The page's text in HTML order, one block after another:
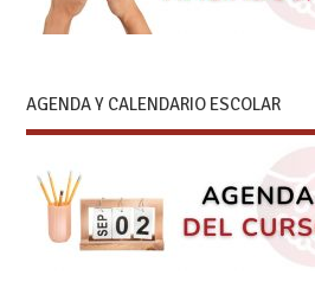
AGENDA Y CALENDARIO ESCOLAR